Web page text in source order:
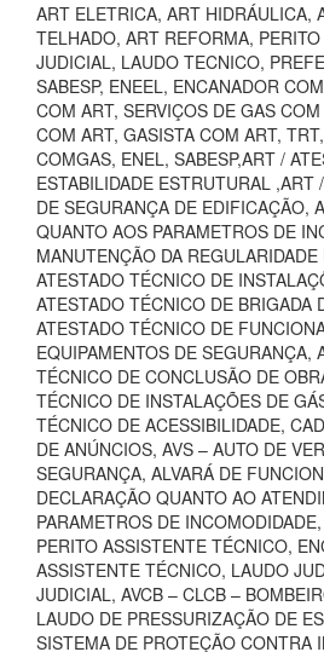
ART ELETRICA, ART HIDRÁULICA,
TELHADO, ART REFORMA,
JUDICIAL, LAUDO TECNICO,
SABESP, ENEEL, ENCANADOR
COM ART, SERVIÇOS DE GAS
COM ART, GASISTA COM ART,
COMGAS, ENEL, SABESP,ART /
ESTABILIDADE ESTRUTURAL ,ART
DE SEGURANÇA DE EDIFICAÇÃO,
QUANTO AOS PARAMETROS DE
MANUTENÇÃO DA
ATESTADO TÉCNICO DE
ATESTADO TÉCNICO DE BRIGADA
ATESTADO TÉCNICO DE
EQUIPAMENTOS DE SEGURANÇA,
TÉCNICO DE CONCLUSÃO DE
TÉCNICO DE INSTALAÇÕES DE
TÉCNICO DE ACESSIBILIDADE,
DE ANÚNCIOS, AVS – AUTO DE
SEGURANÇA, ALVARÁ DE
DECLARAÇÃO QUANTO AO
PARAMETROS DE
PERITO ASSISTENTE TÉCNICO,
ASSISTENTE TÉCNICO, LAUDO
JUDICIAL, AVCB – CLCB –
LAUDO DE PRESSURIZAÇÃO DE
SISTEMA DE PROTEÇÃO CONTRA